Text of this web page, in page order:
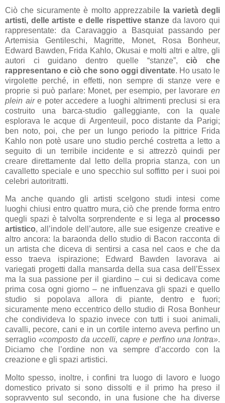
Ciò che sicuramente è molto apprezzabile la varietà degli
artisti, delle artiste e delle rispettive stanze da lavoro qui
rappresentate: da Caravaggio a Basquiat passando per
Artemisia Gentileschi, Magritte, Monet, Rosa Bonheur,
Edward Bawden, Frida Kahlo, Okusai e molti altri e altre, gli
autori ci guidano dentro quelle “stanze”,ciò che
rappresentano e ciò che sono oggi diventate. Ho usato le
virgolette perché, in effetti, non sempre di stanze vere e
proprie si può parlare: Monet, per esempio, per lavorare en
plein air e poter accedere a luoghi altrimenti preclusi si era
costruito una barca-studio galleggiante, con la quale
esplorava le acque di Argenteuil, poco distante da Parigi;
ben noto, poi, che per un lungo periodo la pittrice Frida
Kahlo non potè usare uno studio perché costretta a letto a
seguito di un terribile incidente e si attrezzò quindi per
creare direttamente dal letto della propria stanza, con un
cavalletto speciale e uno specchio sul soffitto per i suoi poi
celebri autoritratti.
Ma anche quando gli artisti scelgono studi intesi come
luoghi chiusi entro quattro mura, ciò che prende forma entro
quegli spazi è talvolta sorprendente e si lega al processo
artistico, all’indole dell’autore, alle sue esigenze creative e
altro ancora: la baraonda dello studio di Bacon racconta di
un artista che diceva di sentirsi a casa nel caos e che da
esso traeva ispirazione; Edward Bawden lavorava ai
variegati progetti dalla mansarda della sua casa dell’Essex
ma la sua passione per il giardino – cui si dedicava come
prima cosa ogni giorno – ne influenzava gli spazi e quello
studio si popolava allora di piante, dentro e fuori;
sicuramente meno eccentrico dello studio di Rosa Bonheur
che condivideva lo spazio invece con tutti i suoi animali,
cavalli, pecore, cani e in un cortile interno aveva perfino un
serraglio«composto da uccelli, capre e perfino una lontra».
Diciamo che l’ordine non va sempre d’accordo con la
creazione e gli spazi artistici.
Molto spesso, inoltre, i confini tra luogo di lavoro e luogo
domestico privato si sono dissolti e il primo ha preso il
sopravvento sul secondo, in una fusione che ha diverse